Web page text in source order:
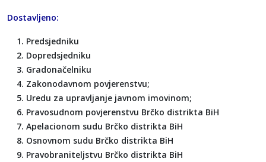
Dostavljeno:
Predsjedniku
Dopredsjedniku
Gradonačelniku
Zakonodavnom povjerenstvu;
Uredu za upravljanje javnom imovinom;
Pravosudnom povjerenstvu Brčko distrikta BiH
Apelacionom sudu Brčko distrikta BiH
Osnovnom sudu Brčko distrikta BiH
Pravobraniteljstvu Brčko distrikta BiH